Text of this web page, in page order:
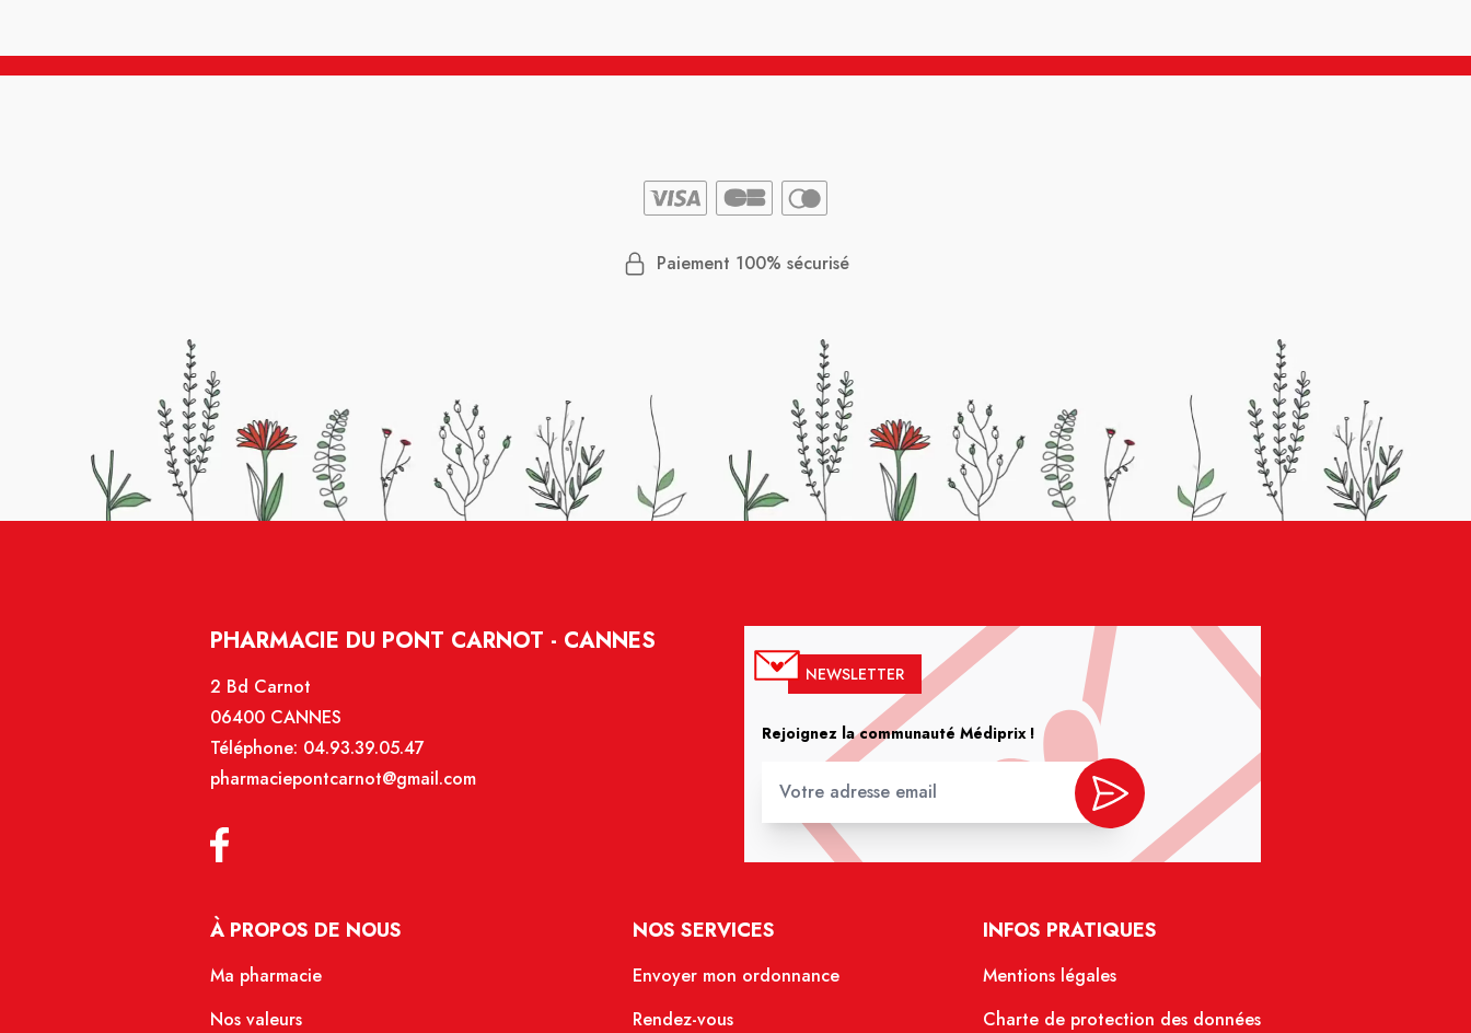
Paiement 100% sécurisé
PHARMACIE DU PONT CARNOT - CANNES
2 Bd Carnot
06400 CANNES
Téléphone: 04.93.39.05.47
pharmaciepontcarnot@gmail.com
NEWSLETTER
Rejoignez la communauté Médiprix !
À PROPOS DE NOUS
Ma pharmacie
Nos valeurs
NOS SERVICES
Envoyer mon ordonnance
Rendez-vous
INFOS PRATIQUES
Mentions légales
Charte de protection des données